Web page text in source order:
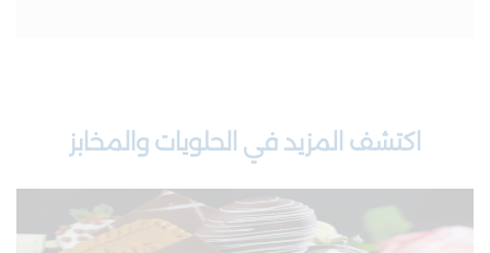
اكتشف المزيد في الحلويات والمخابز